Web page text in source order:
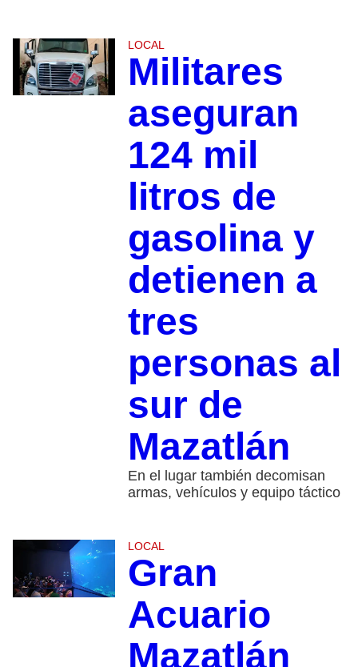
LOCAL
Militares
aseguran
124 mil
litros de
gasolina y
detienen a
tres
personas al
sur de
Mazatlán
En el lugar también decomisan
armas, vehículos y equipo táctico
LOCAL
Gran
Acuario
Mazatlán